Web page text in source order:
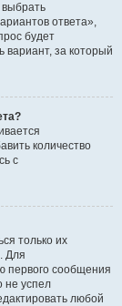
выбрать
ответа»,
будет
вариант, за который
количество
с
только их
Для
первого сообщения
не успел
любой